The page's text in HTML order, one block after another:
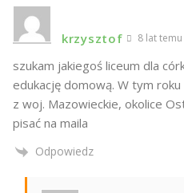
krzysztof 8 lat temu
szukam jakiegoś liceum dla
edukację domową. W tym
z woj. Mazowieckie, okolice
pisać na maila
Odpowiedz